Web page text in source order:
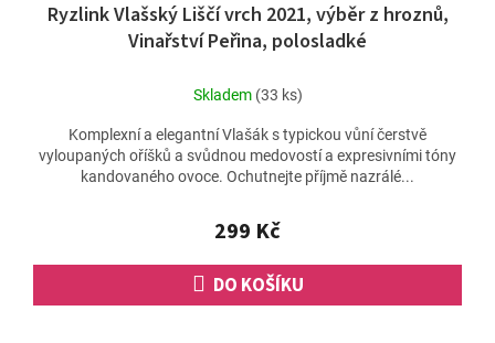
Ryzlink Vlašský Liščí vrch 2021, výběr z hroznů,
Vinařství Peřina, polosladké
Skladem (33 ks)
299 Kč
DO KOŠÍKU
Komplexní a elegantní Vlašák s typickou vůní čerstvě
vyloupaných oříšků a svůdnou medovostí a expresivními tóny
kandovaného ovoce. Ochutnejte příjmě nazrálé...